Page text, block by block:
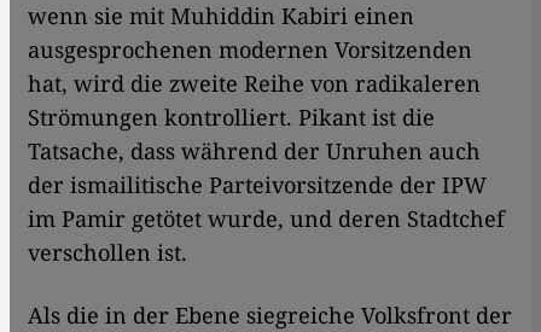
wenn sie mit Muhiddin Kabiri einen
ausgesprochenen modernen Vorsitzenden
hat, wird die zweite Reihe von radikaleren
Strömungen kontrolliert. Pikant ist die
Tatsache, dass während der Unruhen auch
der ismailitische Parteivorsitzende der IPW
im Pamir getötet wurde, und deren Stadtchef
verschollen ist.
Als die in der Ebene siegreiche Volksfront der